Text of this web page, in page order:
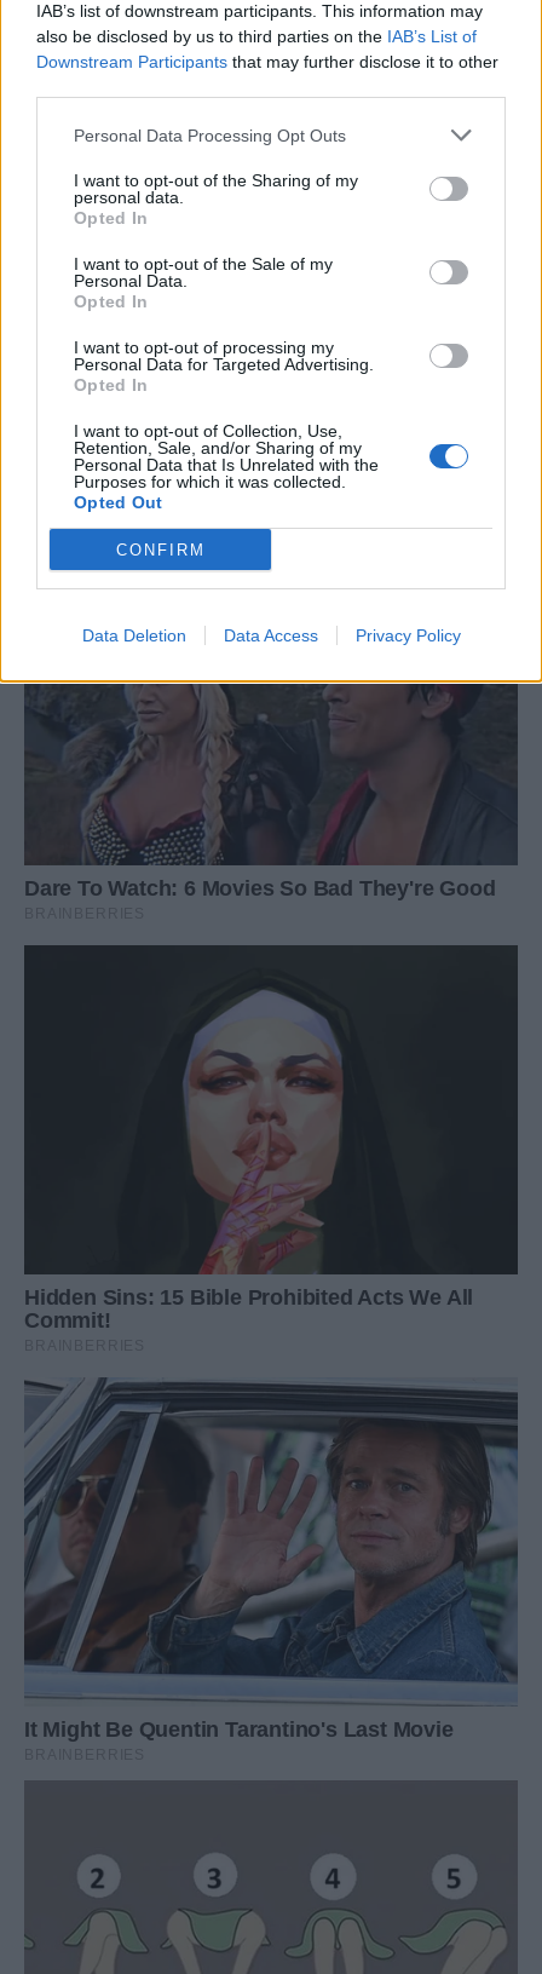
IAB’s list of downstream participants. This information may
also be disclosed by us to third parties on the IAB’s List of
Downstream Participants that may further disclose it to other
Personal Data Processing Opt Outs
I want to opt-out of the Sharing of my
personal data.
Opted In
I want to opt-out of the Sale of my
Personal Data.
Opted In
I want to opt-out of processing my
Personal Data for Targeted Advertising.
Opted In
I want to opt-out of Collection, Use,
Retention, Sale, and/or Sharing of my
Personal Data that Is Unrelated with the
Purposes for which it was collected.
Opted Out
CONFIRM
Data Deletion Data Access Privacy Policy